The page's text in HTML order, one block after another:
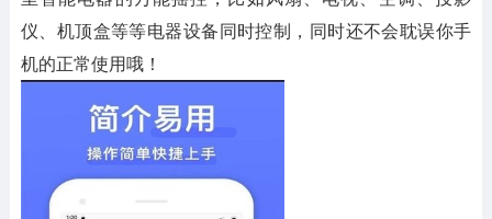
仪、机顶盒等等电器设备同时控制，同时还不会耽误你手
机的正常使用哦！